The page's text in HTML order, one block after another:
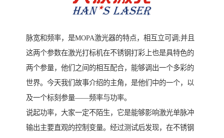
脉宽和频率，是MOPA激光器的特点，相互立可调;并且
这两个参数在激光打标机在不锈钢打彩上也是具特色的
两个参量，他们之间的相互配合，能够调出一个多彩的
世界。今天我们故事介绍的主角，是他们中的一个，以
及一个标刻参量——频率与功率。
说起功率，大家一定不陌生，它是能够影响激光单脉冲
输出主要直观的控制变量。经过测试后发现，在不锈钢